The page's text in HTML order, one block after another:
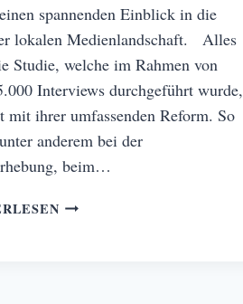
spannenden Einblick in die
lokalen Medienlandschaft. Alles
Studie, welche im Rahmen von
Interviews durchgeführt wurde,
mit ihrer umfassenden Reform. So
anderem bei der
beim…
EIN